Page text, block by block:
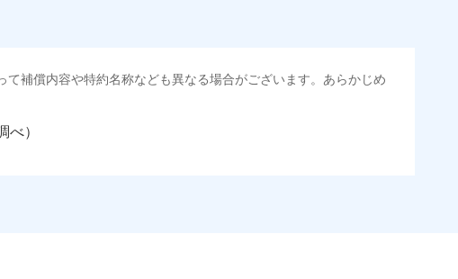
補償内容や特約名称なども異なる場合がございます。あらかじめ
べ）